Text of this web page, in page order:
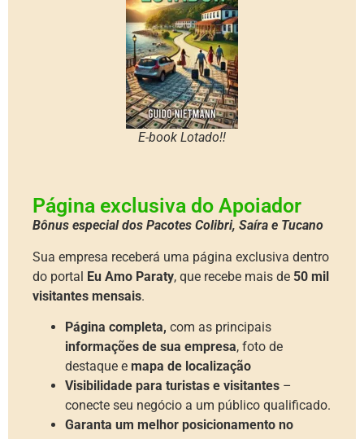
E-book Lotado!!
Página exclusiva do Apoiador
Bônus especial dos Pacotes Colibri, Saíra e Tucano
Sua empresa receberá uma página exclusiva dentro
do portal Eu Amo Paraty, que recebe mais de 50 mil
visitantes mensais.
Página completa, com as principais
informações de sua empresa, foto de
destaque e mapa de localização
Visibilidade para turistas e visitantes –
conecte seu negócio a um público qualificado.
Garanta um melhor posicionamento no